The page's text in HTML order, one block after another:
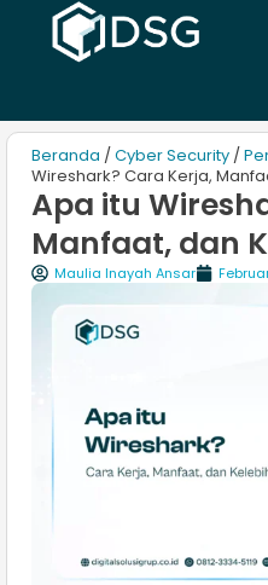
Beranda / Cyber Security /
Wireshark? Cara Kerja,
Apa itu
Manfaat, dan
Maulia Inayah Ansar